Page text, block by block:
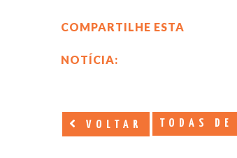
COMPARTILHE ESTA
NOTÍCIA:
VOLTAR TODAS DE